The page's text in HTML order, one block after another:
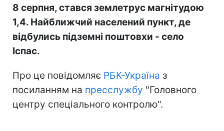
8 серпня, стався землетрус магнітудою
1,4. Найближчий населений пункт, де
відбулись підземні поштовхи - село
Іспас.
Про це повідомляє РБК-Україна з
посиланням на пресслужбу "Головного
центру спеціального контролю".